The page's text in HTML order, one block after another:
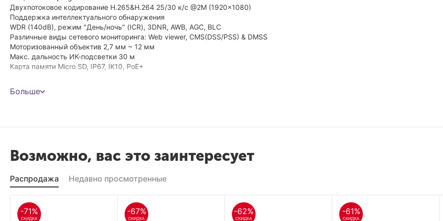
Двухпотоковое кодирование H.265&H.264 25/30 к/с @2M (1920×1080)
Поддержка интеллектуального обнаружения
WDR (140dB), режим "День/ночь" (ICR), 3DNR, AWB, AGC, BLC
Различные виды сетевого мониторинга: Web viewer, CMS(DSS/PSS) & DMSS
Моторизованный объектив 2,7 мм ~ 12 мм
Макс. дальность ИК-подсветки 30 м
Карта памяти Micro SD, IP67, IK10, PoE+
RAM/ROM : 1024MB/128MB
Скорость
затвора :
Больше
Возможно, вас это заинтересует
Распродажа Недавно просмотренные
-71%
СКИДКА
-67%
СКИДКА
-62%
СКИДКА
-61%
СКИДКА